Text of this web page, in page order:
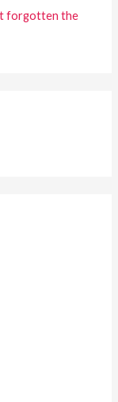
forgotten the